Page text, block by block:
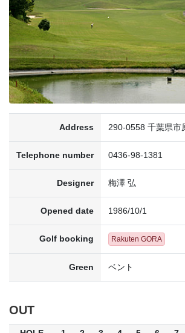
Address 290-0558 千葉県市
Telephone number 0436-98-1381
Designer 梅澤 弘
Opened date 1986/10/1
Golf booking Rakuten GORA
Green ベント
OUT